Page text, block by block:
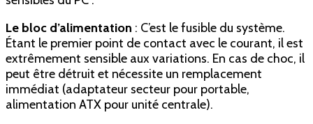
Le bloc d’alimentation : C’est le fusible du système.
Étant le premier point de contact avec le courant, il est
extrêmement sensible aux variations. En cas de choc, il
peut être détruit et nécessite un remplacement
immédiat (adaptateur secteur pour portable,
alimentation ATX pour unité centrale).